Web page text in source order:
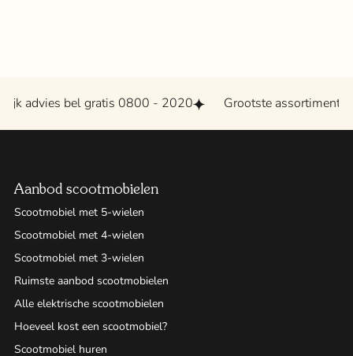
bel gratis 0800 - 2020 Grootste assortiment van 3, 4
Aanbod scootmobielen
Scootmobiel met 5-wielen
Scootmobiel met 4-wielen
Scootmobiel met 3-wielen
Ruimste aanbod scootmobielen
Alle elektrische scootmobielen
Hoeveel kost een scootmobiel?
Scootmobiel huren